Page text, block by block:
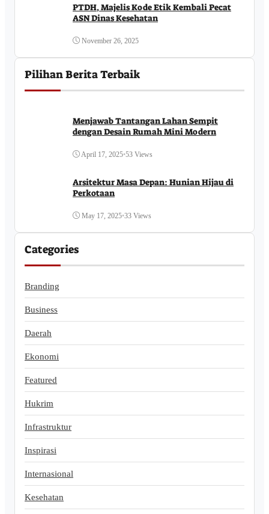
PTDH, Majelis Kode Etik Kembali Pecat
ASN Dinas Kesehatan
November 26, 2025
Pilihan Berita Terbaik
Menjawab Tantangan Lahan Sempit
dengan Desain Rumah Mini Modern
April 17, 2025•53 Views
Arsitektur Masa Depan: Hunian Hijau di
Perkotaan
May 17, 2025•33 Views
Categories
Branding
Business
Daerah
Ekonomi
Featured
Hukrim
Infrastruktur
Inspirasi
Internasional
Kesehatan